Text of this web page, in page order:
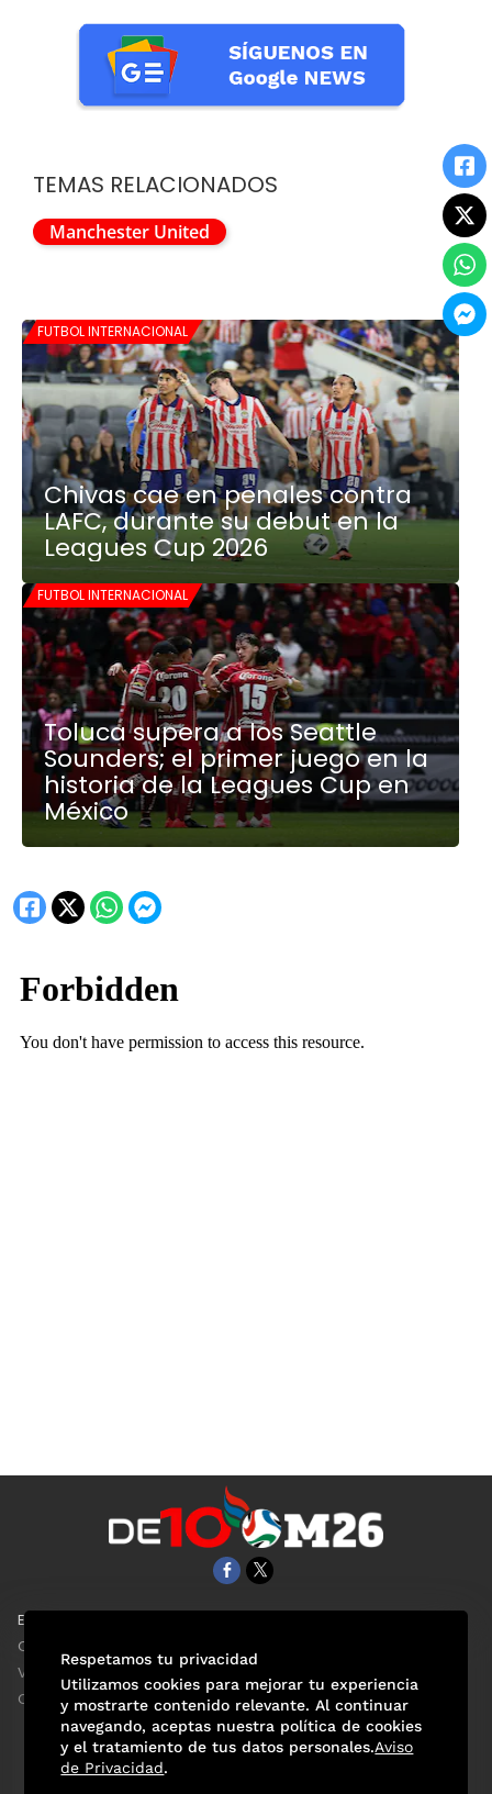
TEMAS RELACIONADOS
Manchester United
FUTBOL INTERNACIONAL
Chivas cae en penales contra
LAFC, durante su debut en la
Leagues Cup 2026
FUTBOL INTERNACIONAL
Toluca supera a los Seattle
Sounders; el primer juego en la
historia de la Leagues Cup en
México
EL UNIVERSAL
Clase
ViveUSA
Confabulario
Respetamos tu privacidad
Utilizamos cookies para mejorar tu experiencia
y mostrarte contenido relevante. Al continuar
navegando, aceptas nuestra política de cookies
y el tratamiento de tus datos personales.Aviso
de Privacidad.